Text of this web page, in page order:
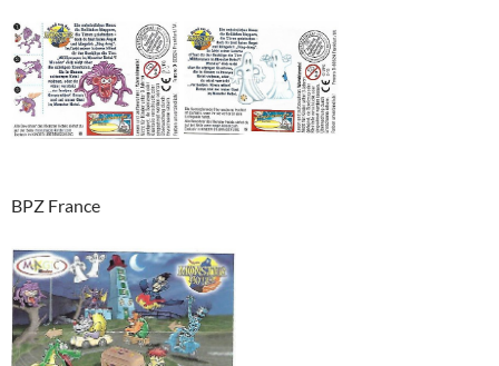
BPZ France